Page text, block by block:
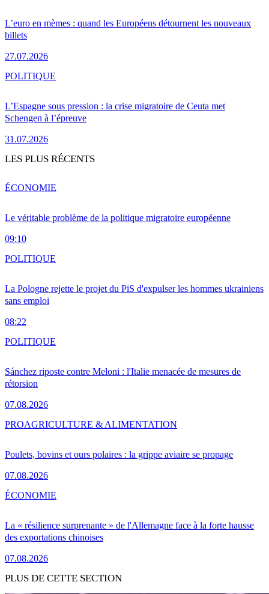
L’euro en mèmes : quand les Européens détournent les nouveaux
billets
27.07.2026
L’Espagne sous pression : la crise migratoire de Ceuta met
Schengen à l’épreuve
31.07.2026
POLITIQUE
LES PLUS RÉCENTS
Le véritable problème de la politique migratoire européenne
09:10
ÉCONOMIE
La Pologne rejette le projet du PiS d'expulser les hommes ukrainiens
sans emploi
08:22
POLITIQUE
Sánchez riposte contre Meloni : l'Italie menacée de mesures de
rétorsion
07.08.2026
POLITIQUE
Poulets, bovins et ours polaires : la grippe aviaire se propage
07.08.2026
PROAGRICULTURE & ALIMENTATION
La « résilience surprenante » de l'Allemagne face à la forte hausse
des exportations chinoises
07.08.2026
ÉCONOMIE
PLUS DE CETTE SECTION